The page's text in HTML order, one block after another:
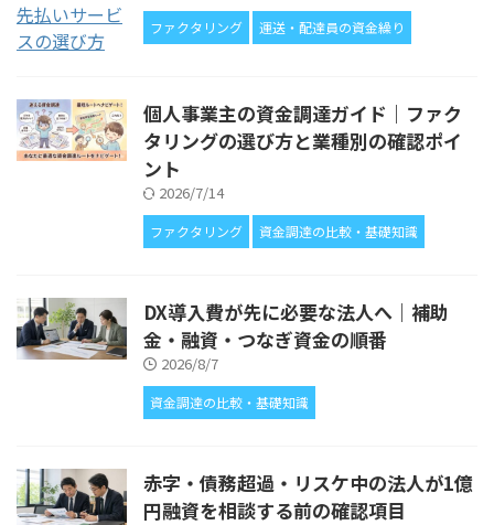
ファクタリング 運送・配達員の資金繰り
個人事業主の資金調達ガイド｜ファク
タリングの選び方と業種別の確認ポイ
ント
2026/7/14
ファクタリング 資金調達の比較・基礎知識
DX導入費が先に必要な法人へ｜補助
金・融資・つなぎ資金の順番
2026/8/7
資金調達の比較・基礎知識
赤字・債務超過・リスケ中の法人が1億
円融資を相談する前の確認項目